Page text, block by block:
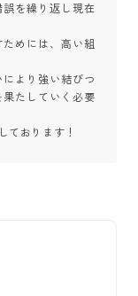
を繰り返し現在
めには、高い組
より強い結びつ
たしていく必要
ております！